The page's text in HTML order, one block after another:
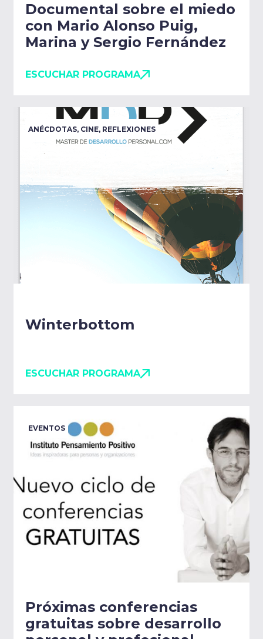
Documental sobre el miedo
con Mario Alonso Puig,
Marina y Sergio Fernández
ESCUCHAR PROGRAMA
ANÉCDOTAS, CINE, REFLEXIONES
Winterbottom
ESCUCHAR PROGRAMA
EVENTOS
Próximas conferencias
gratuitas sobre desarrollo